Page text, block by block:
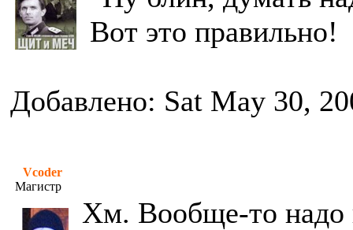
Вот это правильно!
Добавлено: Sat May 30,
Vcoder
Магистр
Хм. Вообще-то надо